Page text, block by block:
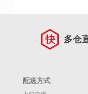
多仓
配送方式